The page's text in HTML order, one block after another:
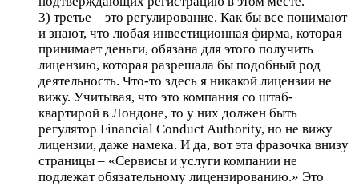
3) третье – это регулирование. Как бы все понимают
и знают, что любая инвестиционная фирма, которая
принимает деньги, обязана для этого получить
лицензию, которая разрешала бы подобный род
деятельность. Что-то здесь я никакой лицензии не
вижу. Учитывая, что это компания со штаб-
квартирой в Лондоне, то у них должен быть
регулятор Financial Conduct Authority, но не вижу
лицензии, даже намека. И да, вот эта фразочка внизу
страницы – «Сервисы и услуги компании не
подлежат обязательному лицензированию.» Это